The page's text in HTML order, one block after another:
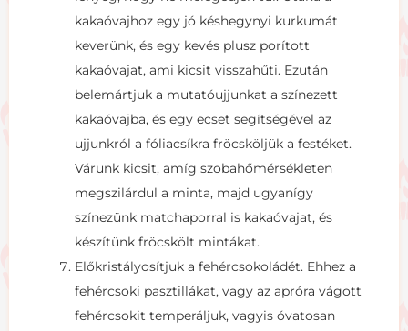
kakaóvajhoz egy jó késhegynyi kurkumát
keverünk, és egy kevés plusz porított
kakaóvajat, ami kicsit visszahűti. Ezután
belemártjuk a mutatóujjunkat a színezett
kakaóvajba, és egy ecset segítségével az
ujjunkról a fóliacsíkra fröcsköljük a festéket.
Várunk kicsit, amíg szobahőmérsékleten
megszilárdul a minta, majd ugyanígy
színezünk matchaporral is kakaóvajat, és
készítünk fröcskölt mintákat.
Előkristályosítjuk a fehércsokoládét. Ehhez a
fehércsoki pasztillákat, vagy az apróra vágott
fehércsokit temperáljuk, vagyis óvatosan